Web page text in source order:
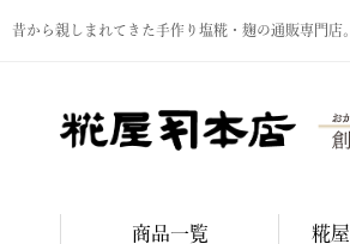
昔から親しまれてきた手作り塩糀・麹の通販専門店
商品一覧 糀